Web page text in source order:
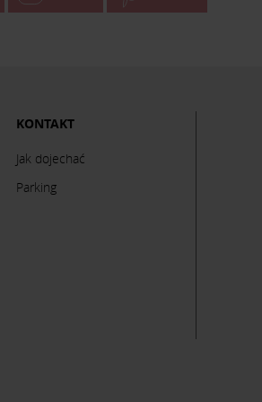
KONTAKT
Jak dojechać
Parking